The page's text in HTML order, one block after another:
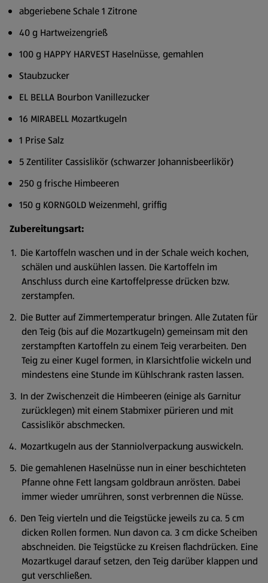
abgeriebene Schale 1 Zitrone
40 g Hartweizengrieß
100 g HAPPY HARVEST Haselnüsse, gemahlen
Staubzucker
EL BELLA Bourbon Vanillezucker
16 MIRABELL Mozartkugeln
1 Prise Salz
5 Zentiliter Cassislikör (schwarzer Johannisbeerlikör)
250 g frische Himbeeren
150 g KORNGOLD Weizenmehl, griffig
Zubereitungsart:
Die Kartoffeln waschen und in der Schale weich kochen,
schälen und auskühlen lassen. Die Kartoffeln im
Anschluss durch eine Kartoffelpresse drücken bzw.
zerstampfen.
Die Butter auf Zimmertemperatur bringen. Alle Zutaten für
den Teig (bis auf die Mozartkugeln) gemeinsam mit den
zerstampften Kartoffeln zu einem Teig verarbeiten. Den
Teig zu einer Kugel formen, in Klarsichtfolie wickeln und
mindestens eine Stunde im Kühlschrank rasten lassen.
In der Zwischenzeit die Himbeeren (einige als Garnitur
zurücklegen) mit einem Stabmixer pürieren und mit
Cassislikör abschmecken.
Mozartkugeln aus der Stanniolverpackung auswickeln.
Die gemahlenen Haselnüsse nun in einer beschichteten
Pfanne ohne Fett langsam goldbraun anrösten. Dabei
immer wieder umrühren, sonst verbrennen die Nüsse.
Den Teig vierteln und die Teigstücke jeweils zu ca. 5 cm
dicken Rollen formen. Nun davon ca. 3 cm dicke Scheiben
abschneiden. Die Teigstücke zu Kreisen flachdrücken. Eine
Mozartkugel darauf setzen, den Teig darüber klappen und
gut verschließen.